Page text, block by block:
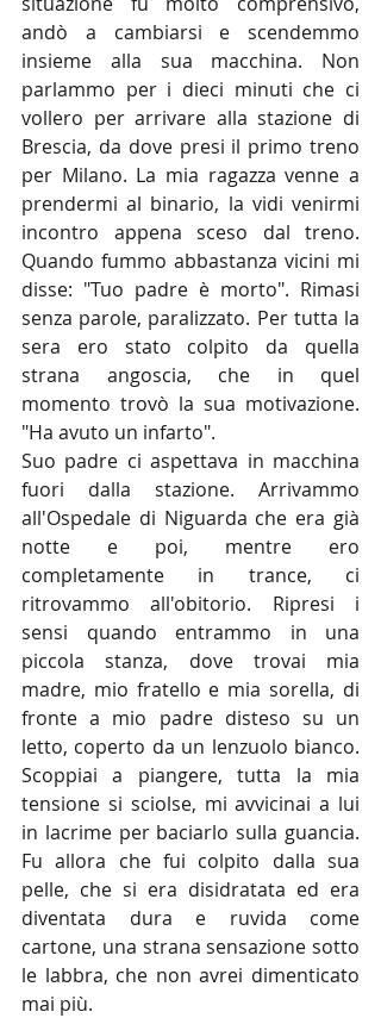
andò a cambiarsi e scendemmo
insieme alla sua macchina. Non
parlammo per i dieci minuti che ci
vollero per arrivare alla stazione di
Brescia, da dove presi il primo treno
per Milano. La mia ragazza venne a
prendermi al binario, la vidi venirmi
incontro appena sceso dal treno.
Quando fummo abbastanza vicini mi
disse: "Tuo padre è morto". Rimasi
senza parole, paralizzato. Per tutta la
sera ero stato colpito da quella
strana angoscia, che in quel
momento trovò la sua motivazione.
"Ha avuto un infarto".
Suo padre ci aspettava in macchina
fuori dalla stazione. Arrivammo
all'Ospedale di Niguarda che era già
notte e poi, mentre ero
completamente in trance, ci
ritrovammo all'obitorio. Ripresi i
sensi quando entrammo in una
piccola stanza, dove trovai mia
madre, mio ​​fratello e mia sorella, di
fronte a mio padre disteso su un
letto, coperto da un lenzuolo bianco.
Scoppiai a piangere, tutta la mia
tensione si sciolse, mi avvicinai a lui
in lacrime per baciarlo sulla guancia.
Fu allora che fui colpito dalla sua
pelle, che si era disidratata ed era
diventata dura e ruvida come
cartone, una strana sensazione sotto
le labbra, che non avrei dimenticato
mai più.